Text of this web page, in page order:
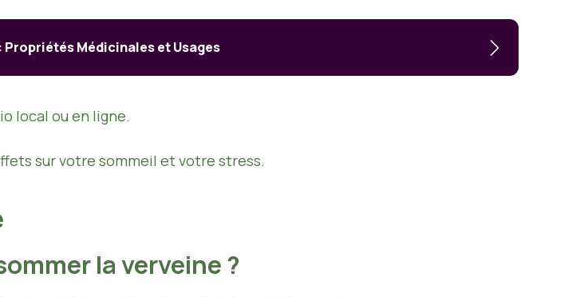
Médicinales et Usages
local ou en ligne.
sur votre sommeil et votre stress.
la verveine ?